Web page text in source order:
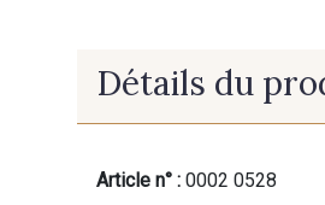
Détails du
Article n° : 0002 0528